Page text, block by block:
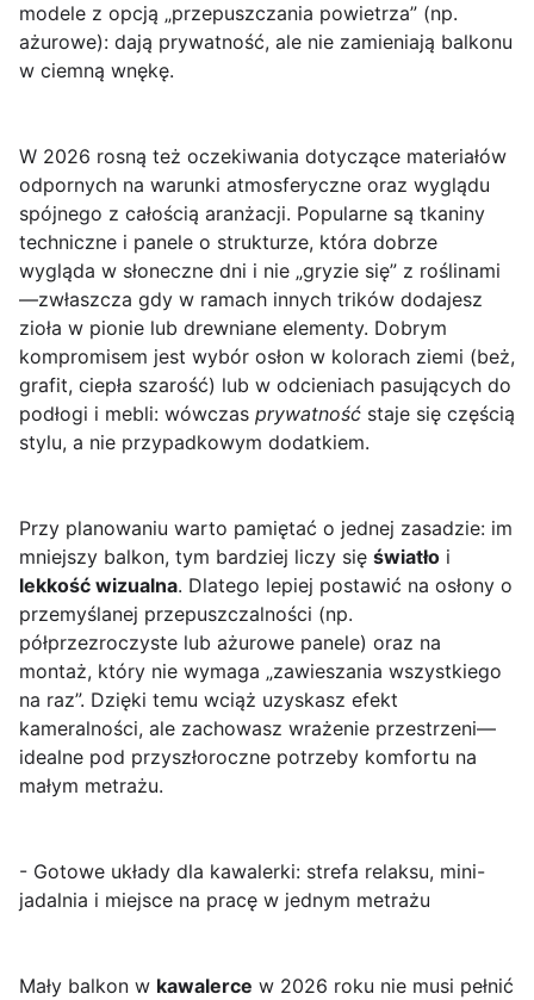
modele z opcją „przepuszczania powietrza” (np.
ażurowe): dają prywatność, ale nie zamieniają balkonu
w ciemną wnękę.
W 2026 rosną też oczekiwania dotyczące materiałów
odpornych na warunki atmosferyczne oraz wyglądu
spójnego z całością aranżacji. Popularne są tkaniny
techniczne i panele o strukturze, która dobrze
wygląda w słoneczne dni i nie „gryzie się” z roślinami
—zwłaszcza gdy w ramach innych trików dodajesz
zioła w pionie lub drewniane elementy. Dobrym
kompromisem jest wybór osłon w kolorach ziemi (beż,
grafit, ciepła szarość) lub w odcieniach pasujących do
podłogi i mebli: wówczas prywatność staje się częścią
stylu, a nie przypadkowym dodatkiem.
Przy planowaniu warto pamiętać o jednej zasadzie: im
mniejszy balkon, tym bardziej liczy się światło i
lekkość wizualna. Dlatego lepiej postawić na osłony o
przemyślanej przepuszczalności (np.
półprzezroczyste lub ażurowe panele) oraz na
montaż, który nie wymaga „zawieszania wszystkiego
na raz”. Dzięki temu wciąż uzyskasz efekt
kameralności, ale zachowasz wrażenie przestrzeni—
idealne pod przyszłoroczne potrzeby komfortu na
małym metrażu.
- Gotowe układy dla kawalerki: strefa relaksu, mini-
jadalnia i miejsce na pracę w jednym metrażu
Mały balkon w kawalerce w 2026 roku nie musi pełnić